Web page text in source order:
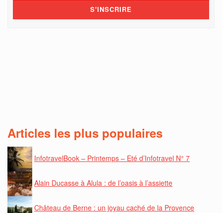
Articles les plus populaires
InfotravelBook – Printemps – Eté d’Infotravel N° 7
Alain Ducasse à Alula : de l’oasis à l’assiette
Château de Berne : un joyau caché de la Provence